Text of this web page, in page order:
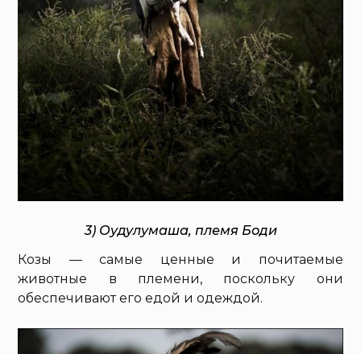
3) Оудулумаша, племя Боди
Козы — самые ценные и почитаемые
животные в племени, поскольку они
обеспечивают его едой и одеждой.